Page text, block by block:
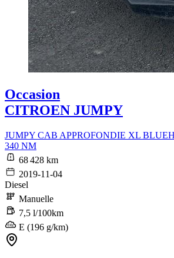
Occasion
CITROEN JUMPY
JUMPY CAB APPROFONDIE XL
340 NM
68 428 km
2019-11-04
Diesel
Manuelle
7,5 l/100km
E (196 g/km)